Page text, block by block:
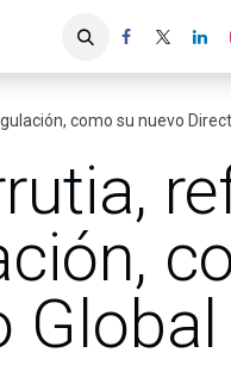
como su nuevo
Global